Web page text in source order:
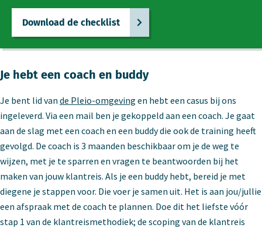
Download de checklist
Je hebt een coach en buddy
Je bent lid van de Pleio-omgeving en hebt een casus bij ons
ingeleverd. Via een mail ben je gekoppeld aan een coach. Je gaat
aan de slag met een coach en een buddy die ook de training heeft
gevolgd. De coach is 3 maanden beschikbaar om je de weg te
wijzen, met je te sparren en vragen te beantwoorden bij het
maken van jouw klantreis. Als je een buddy hebt, bereid je met
diegene je stappen voor. Die voer je samen uit. Het is aan jou/jullie
een afspraak met de coach te plannen. Doe dit het liefste vóór
stap 1 van de klantreismethodiek; de scoping van de klantreis